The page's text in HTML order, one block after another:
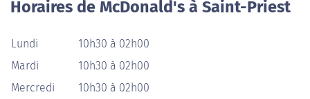
Horaires de McDonald's à Saint-Priest
Lundi
10h30 à 02h00
Mardi
10h30 à 02h00
Mercredi
10h30 à 02h00